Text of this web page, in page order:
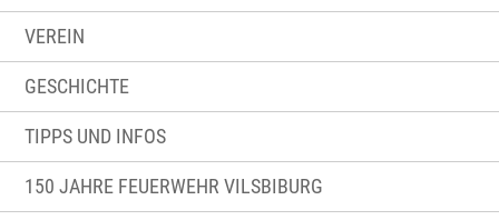
VEREIN
GESCHICHTE
TIPPS UND INFOS
150 JAHRE FEUERWEHR VILSBIBURG